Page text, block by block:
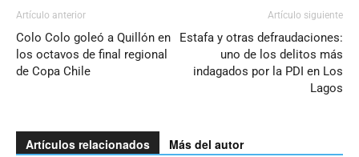
Artículo anterior
Colo Colo goleó a Quillón en
los octavos de final regional
de Copa Chile
Artículo siguiente
Estafa y otras defraudaciones:
uno de los delitos más
indagados por la PDI en Los
Lagos
Artículos relacionados Más del autor